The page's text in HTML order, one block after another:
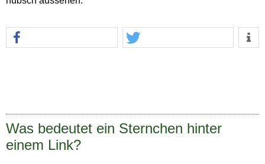
Was bedeutet ein Sternchen hinter
einem Link?